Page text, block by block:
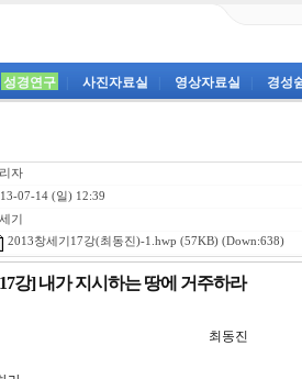
성경연구 사진자료실 영상자료실 경성
자
07-14 (일) 12:39
기
2013창세기17강(최동진)-1.hwp (57KB) (Down:638)
강] 내가 지시하는 땅에 거주하라
기 제17강 최동진